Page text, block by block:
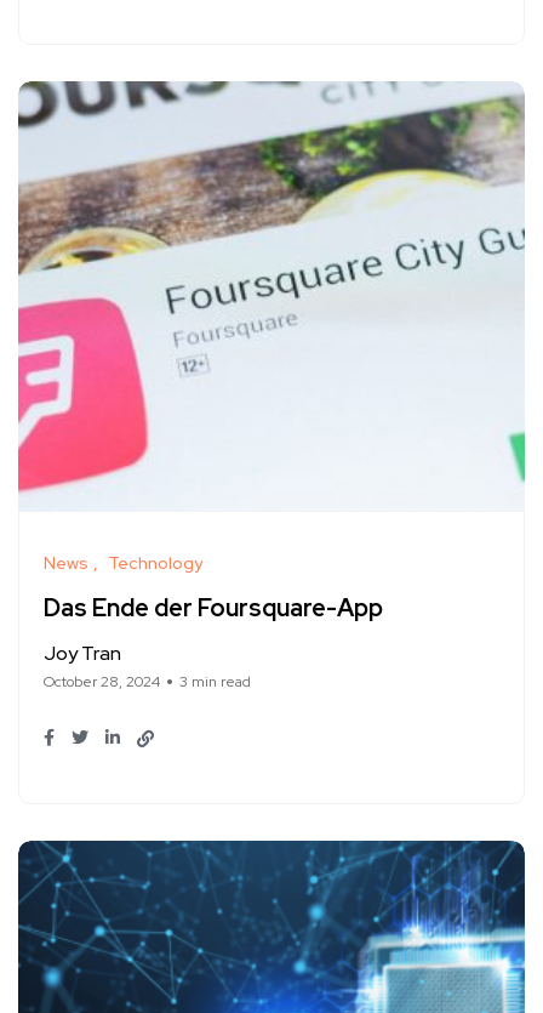
News Technology
Das Ende der Foursquare-App
Joy Tran
October 28, 2024 3 min read